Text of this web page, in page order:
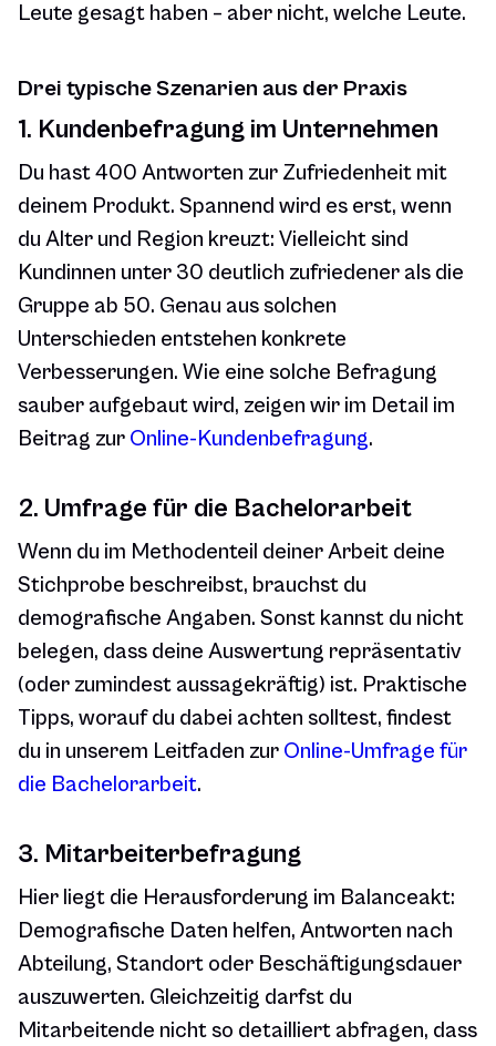
Leute gesagt haben – aber nicht, welche Leute.
Drei typische Szenarien aus der Praxis
1. Kundenbefragung im Unternehmen
Du hast 400 Antworten zur Zufriedenheit mit
deinem Produkt. Spannend wird es erst, wenn
du Alter und Region kreuzt: Vielleicht sind
Kundinnen unter 30 deutlich zufriedener als die
Gruppe ab 50. Genau aus solchen
Unterschieden entstehen konkrete
Verbesserungen. Wie eine solche Befragung
sauber aufgebaut wird, zeigen wir im Detail im
Beitrag zur Online-Kundenbefragung.
2. Umfrage für die Bachelorarbeit
Wenn du im Methodenteil deiner Arbeit deine
Stichprobe beschreibst, brauchst du
demografische Angaben. Sonst kannst du nicht
belegen, dass deine Auswertung repräsentativ
(oder zumindest aussagekräftig) ist. Praktische
Tipps, worauf du dabei achten solltest, findest
du in unserem Leitfaden zur Online-Umfrage für
die Bachelorarbeit.
3. Mitarbeiterbefragung
Hier liegt die Herausforderung im Balanceakt:
Demografische Daten helfen, Antworten nach
Abteilung, Standort oder Beschäftigungsdauer
auszuwerten. Gleichzeitig darfst du
Mitarbeitende nicht so detailliert abfragen, dass